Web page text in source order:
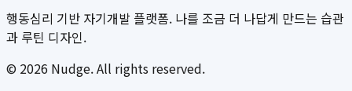
행동심리 기반 자기개발 플랫폼. 나를 조금 더 나답게 만드는 습관
과 루틴 디자인.
© 2026 Nudge. All rights reserved.